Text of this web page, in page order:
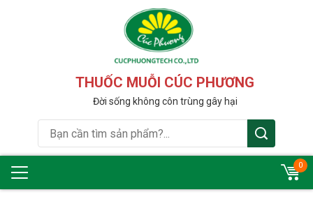
THUỐC MUỖI CÚC PHƯƠNG
Đời sống không côn trùng gây hại
0